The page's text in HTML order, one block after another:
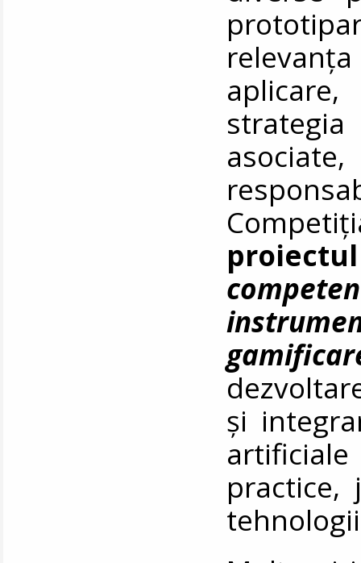
proiectul
și
practice,